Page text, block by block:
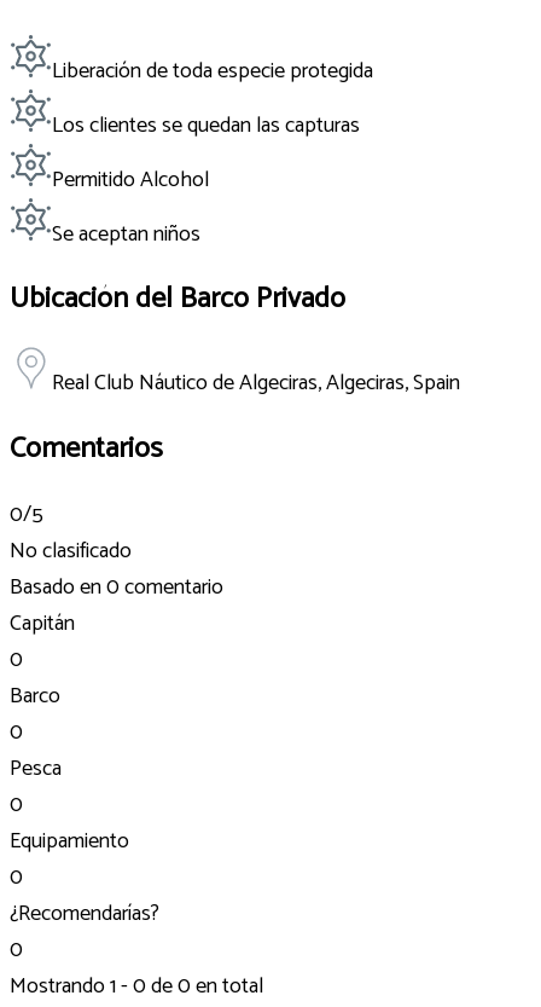
Liberación de toda especie protegida
Los clientes se quedan las capturas
Permitido Alcohol
Se aceptan niños
Ubicación del Barco Privado
Real Club Náutico de Algeciras, Algeciras, Spain
Comentarios
0/5
No clasificado
Basado en0 comentario
Capitán
0
Barco
0
Pesca
0
Equipamiento
0
¿Recomendarías?
0
Mostrando 1 - 0 de 0 en total